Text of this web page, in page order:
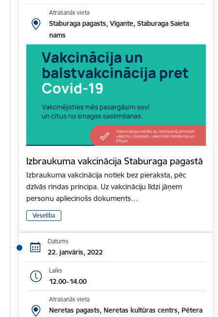
Atrašanās vieta
Staburaga pagasts, Vīgante, Staburaga Saieta
nams
Izbraukuma vakcinācija Staburaga pagastā
Izbraukuma vakcinācija notiek bez pieraksta, pēc
dzīvās rindas principa. Uz vakcināciju līdzi jāņem
personu apliecinošs dokuments…
Veselība
Datums
22. janvāris, 2022
Laiks
12.00–14.00
Atrašanās vieta
Neretas pagasts, Neretas kultūras centrs, Pētera